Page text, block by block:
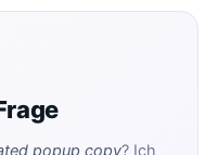
popup copy? Ich